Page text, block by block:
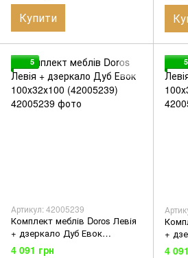
Купити
5
Артикул: 42005239
Комплект меблів Doros Левія
+ дзеркало Дуб Евок
100х32х100 (42005239)
4 091 грн
5
+
4